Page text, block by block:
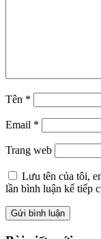
Tên *
Email *
Trang web
Lưu tên của tôi,
lần bình luận kế tiếp